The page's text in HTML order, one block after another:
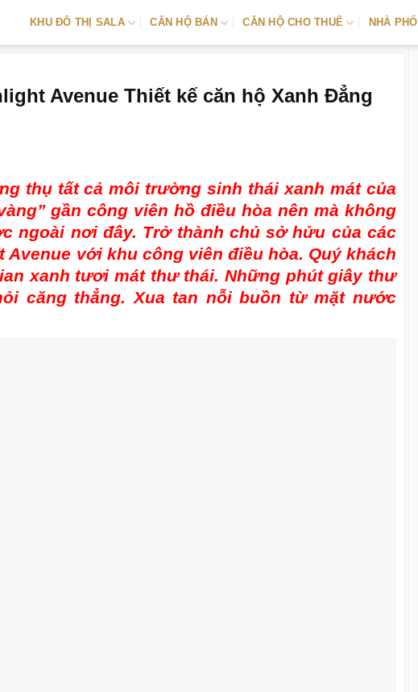
KHU ĐÔ THỊ SALA CĂN HỘ BÁN CĂN HỘ CHO THUÊ NHÀ PHỐ
Avenue Thiết kế căn hộ Xanh Đẳng
thụ tất cả môi trường sinh thái xanh mát của
gần công viên hồ điều hòa nên mà không
ngoài nơi đây. Trở thành chủ sở hửu của các
với khu công viên điều hòa. Quý khách
xanh tươi mát thư thái. Những phút giây thư
căng thẳng. Xua tan nỗi buồn từ mặt nước